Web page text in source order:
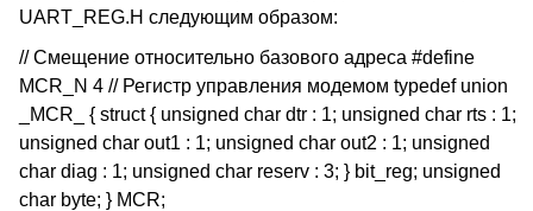
UART_REG.H следующим образом:
// Смещение относительно базового адреса #define
MCR_N 4 // Регистр управления модемом typedef union
_MCR_ { struct { unsigned char dtr : 1; unsigned char rts : 1;
unsigned char out1 : 1; unsigned char out2 : 1; unsigned
char diag : 1; unsigned char reserv : 3; } bit_reg; unsigned
char byte; } MCR;